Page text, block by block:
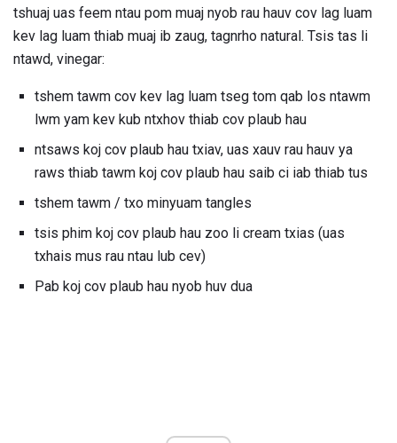
tshuaj uas feem ntau pom muaj nyob rau hauv cov lag luam
kev lag luam thiab muaj ib zaug, tagnrho natural. Tsis tas li
ntawd, vinegar:
tshem tawm cov kev lag luam tseg tom qab los ntawm
lwm yam kev kub ntxhov thiab cov plaub hau
ntsaws koj cov plaub hau txiav, uas xauv rau hauv ya
raws thiab tawm koj cov plaub hau saib ci iab thiab tus
tshem tawm / txo minyuam tangles
tsis phim koj cov plaub hau zoo li cream txias (uas
txhais mus rau ntau lub cev)
Pab koj cov plaub hau nyob huv dua